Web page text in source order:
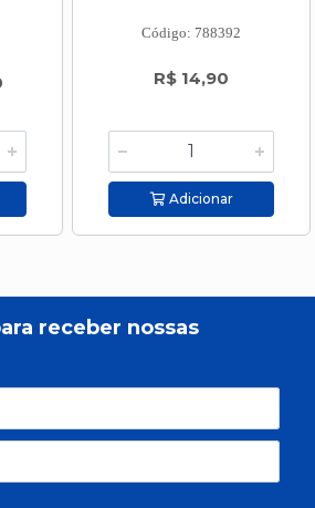
Código: 788392
R$ 14,90
Adicionar
receber nossas